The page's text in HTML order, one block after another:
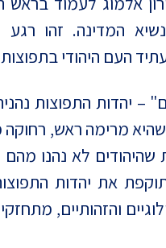
בישראל
המדינה. זהו רגע
העם היהודי
– יהדות התפוצות
שהיא מרימה ראש,
שהיהודים לא נהנו
את יהדות
והזהותיים,